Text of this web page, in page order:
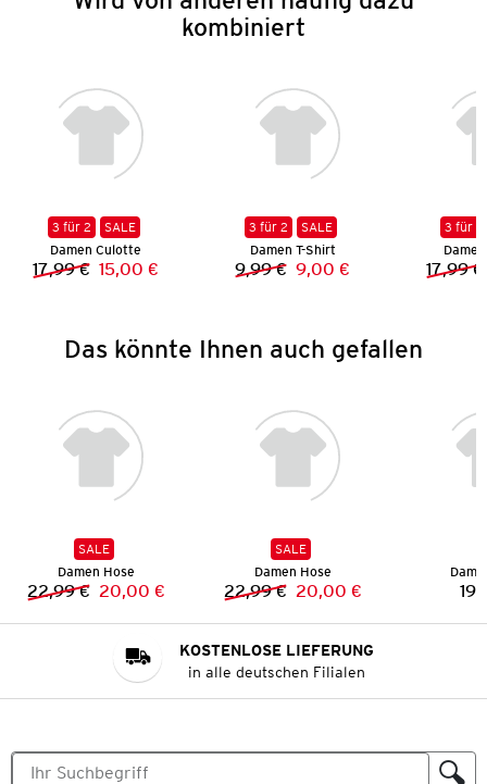
kombiniert
3 für 2
SALE
Damen Culotte
Vorheriger Preis:
17,99 € Neuer Preis:
15,00 €
3 für 2
SALE
Damen T-Shirt
Vorheriger Preis:
9,99 € Neuer Preis:
9,00 €
3 für 2
17,99 €
Das könnte Ihnen auch gefallen
SALE
Damen Hose
Vorheriger Preis:
22,99 € Neuer Preis:
20,00 €
SALE
Damen Hose
Vorheriger Preis:
22,99 € Neuer Preis:
20,00 €
KOSTENLOSE LIEFERUNG
in alle deutschen Filialen